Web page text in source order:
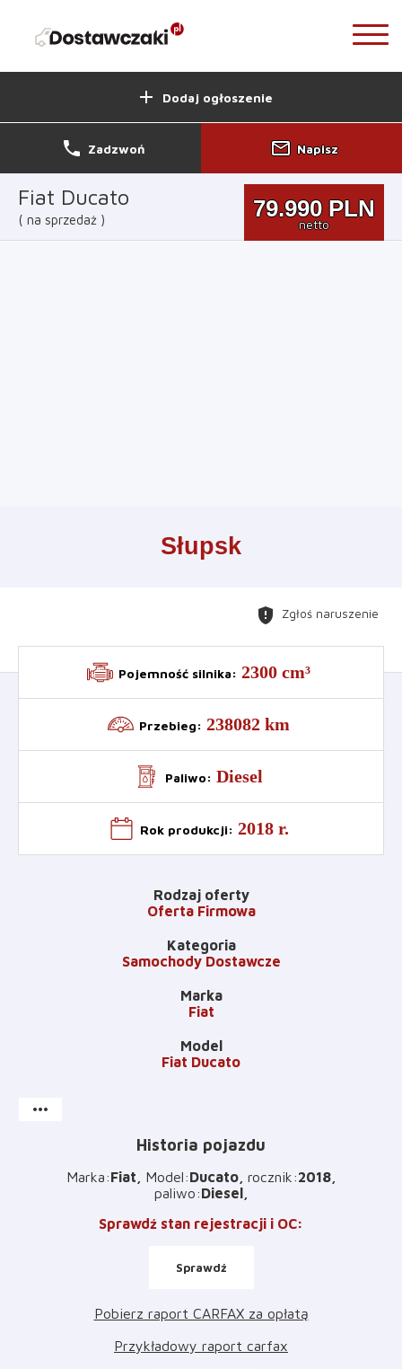
add Dodaj ogłoszenie
Fiat Ducato
na sprzedaż 79.990 PLN
netto
Słupsk
gpp_maybe Zgłoś naruszenie
Pojemność silnika: 2300 cm³
Przebieg: 238082 km
Paliwo: Diesel
Rok produkcji: 2018 r.
Rodzaj oferty
Oferta Firmowa
Kategoria
Samochody Dostawcze
Marka
Fiat
Model
Fiat Ducato
more_horiz
Historia pojazdu
Marka:Fiat Model:Ducato rocznik:2018
paliwo:Diesel
Sprawdź stan rejestracji i OC:
Sprawdź
Pobierz raport CARFAX za opłatą
Przykładowy raport carfax
phone Zadzwoń mail_outline Napisz